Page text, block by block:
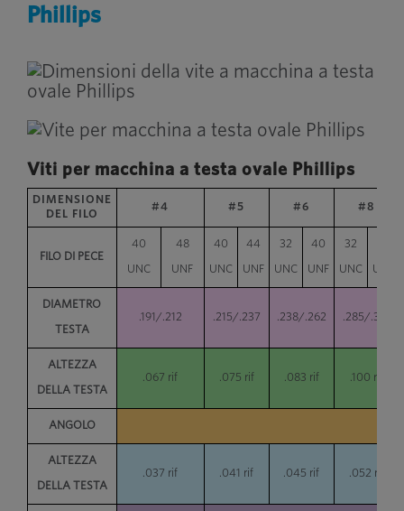
Phillips
Viti per macchina a testa ovale Phillips
DIMENSIONE
DEL FILO
#4 #5 #6 #8
FILO DI PECE
40
UNC
48
UNF
40
UNC
44
UNF
32
UNC
40
UNF
32
UNC UNF
DIAMETRO
TESTA
.191/.212 .215/.237 .238/.262 .285/.312
ALTEZZA
DELLA TESTA
.067 rif .075 rif .083 rif .100 rif
ANGOLO
ALTEZZA
DELLA TESTA
.037 rif .041 rif .045 rif .052 rif